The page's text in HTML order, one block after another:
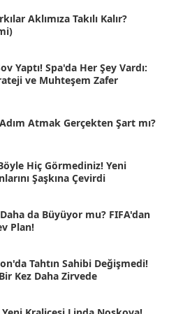
Aklımıza Takılı Kalır?
Yaptı! Spa'da Her Şey Vardı:
ve Muhteşem Zafer
Atmak Gerçekten Şart mı?
Hiç Görmediniz! Yeni
Şaşkına Çevirdi
da Büyüyor mu? FIFA'dan
Plan!
Tahtın Sahibi Değişmedi!
Kez Daha Zirvede